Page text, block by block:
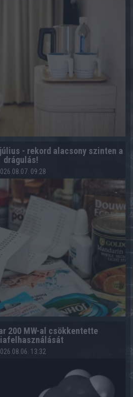
- rekord alacsony szinten a
drágulás!
09:28
200 MW-al csökkentette
13:32